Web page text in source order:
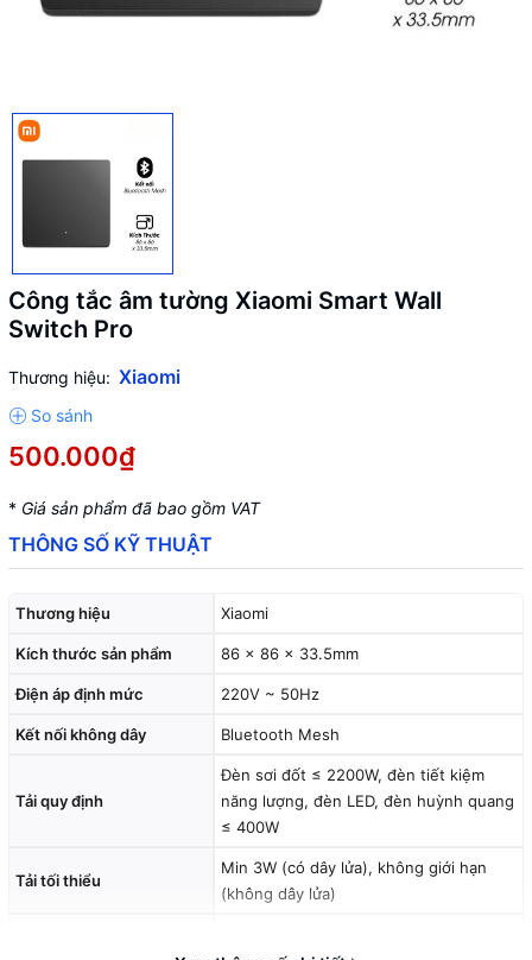
Công tắc âm tường Xiaomi Smart Wall
Switch Pro
Thương hiệu: Xiaomi
500.000₫
* Giá sản phẩm đã bao gồm VAT
THÔNG SỐ KỸ THUẬT
Thương hiệu Xiaomi
Kích thước sản phẩm 86 x 86 x 33.5mm
Điện áp định mức 220V ~ 50Hz
Kết nối không dây Bluetooth Mesh
Tải quy định
Đèn sơi đốt ≤ 2200W, đèn tiết kiệm
năng lượng, đèn LED, đèn huỳnh quang
≤ 400W
Tải tối thiểu
Min 3W (có dây lửa), không giới hạn
(không dây lửa)